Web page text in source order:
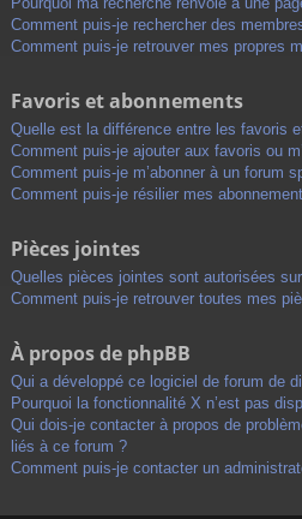
Comment puis-je rechercher des
Comment puis-je retrouver mes propres
Favoris et abonnements
Quelle est la différence entre les favoris
Comment puis-je ajouter aux favoris ou
Comment puis-je m’abonner à un forum
Comment puis-je résilier mes
Pièces jointes
Quelles pièces jointes sont autorisées
Comment puis-je retrouver toutes mes
À propos de phpBB
Qui a développé ce logiciel de forum de
Pourquoi la fonctionnalité X n’est pas
Qui dois-je contacter à propos de
liés à ce forum ?
Comment puis-je contacter un